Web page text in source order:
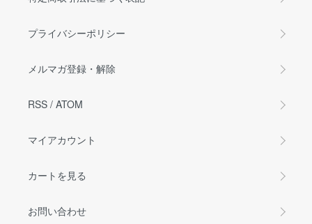
プライバシーポリシー
メルマガ登録・解除
RSS / ATOM
マイアカウント
カートを見る
お問い合わせ